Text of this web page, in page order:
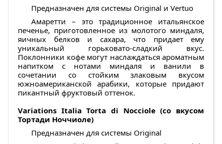
Предназначен для системы Original и Vertuo
Амаретти – это традиционное итальянское
печенье, приготовленное из молотого миндаля,
яичных белков и сахара, что придает ему
уникальный горьковато-сладкий вкус.
Поклонники кофе могут наслаждаться ароматным
напитком с нотами миндаля и ванили в
сочетании со стойким злаковым вкусом
южноамериканской арабики, которые придают
пикантный фруктовый оттенок.
Variations Italia Torta di Nocciole (со вкусом
Тортади Ноччиоле)
Предназначен для системы Original